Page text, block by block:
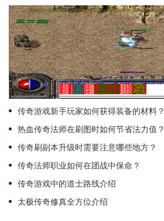
传奇游戏新手玩家如何获得装备的材料？
热血传奇法师在刷图时如何节省法力值？
传奇刷副本升级时需要注意哪些地方？
传奇法师职业如何在团战中保命？
传奇游戏中的道士路线介绍
太极传奇修真全方位介绍